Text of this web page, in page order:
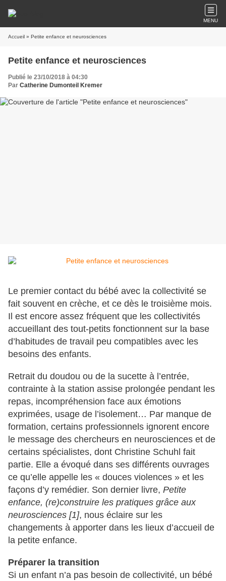
MENU
Accueil » Petite enfance et neurosciences
Petite enfance et neurosciences
Publié le 23/10/2018 à 04:30
Par Catherine Dumonteil Kremer
Le premier contact du bébé avec la collectivité se
fait souvent en crèche, et ce dès le troisième mois.
Il est encore assez fréquent que les collectivités
accueillant des tout-petits fonctionnent sur la base
d’habitudes de travail peu compatibles avec les
besoins des enfants.
Retrait du doudou ou de la sucette à l’entrée,
contrainte à la station assise prolongée pendant les
repas, incompréhension face aux émotions
exprimées, usage de l’isolement… Par manque de
formation, certains professionnels ignorent encore
le message des chercheurs en neurosciences et de
certains spécialistes, dont Christine Schuhl fait
partie. Elle a évoqué dans ses différents ouvrages
ce qu’elle appelle les « douces violences » et les
façons d’y remédier. Son dernier livre, Petite
enfance, (re)construire les pratiques grâce aux
neurosciences [1], nous éclaire sur les
changements à apporter dans les lieux d’accueil de
la petite enfance.
Préparer la transition
Si un enfant n’a pas besoin de collectivité, un bébé